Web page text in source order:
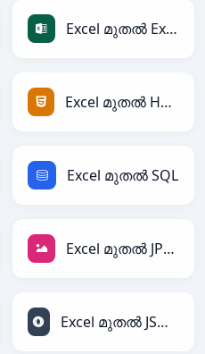
Excel മുതൽ Excel
Excel മുതൽ HTML
Excel മുതൽ SQL
Excel മുതൽ JPEG
Excel മുതൽ JSONLines